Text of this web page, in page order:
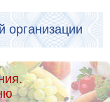
организации